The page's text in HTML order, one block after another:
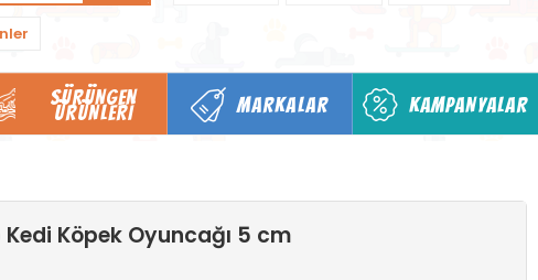
SÜRÜNGEN
ÜRÜNLERI MARKALAR KAMPANYALAR
Köpek Oyuncağı 5 cm